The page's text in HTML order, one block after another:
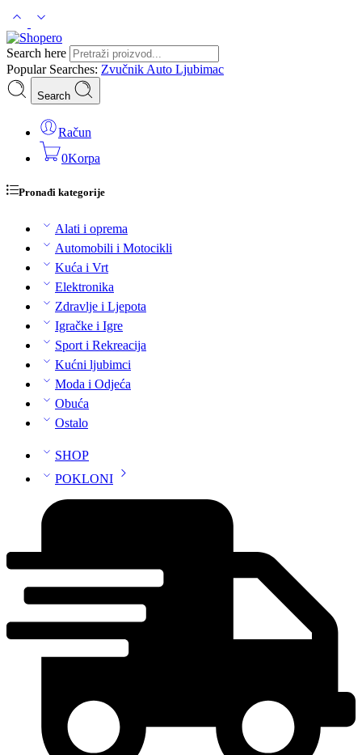
Search here
Popular Searches: Zvučnik Auto Ljubimac
Search
Račun
0Korpa
Pronađi kategorije
Alati i oprema
Automobili i Motocikli
Kuća i Vrt
Elektronika
Zdravlje i Ljepota
Igračke i Igre
Sport i Rekreacija
Kućni ljubimci
Moda i Odjeća
Obuća
Ostalo
SHOP
POKLONI